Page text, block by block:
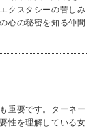
クスタシーの苦しみ
心の秘密を知る仲間
重要です。ターネー
性を理解している女